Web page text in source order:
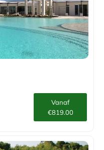
Vanaf
€819.00